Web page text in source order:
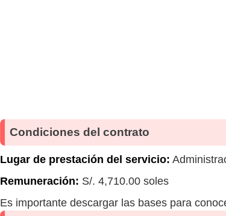
Condiciones del contrato
Lugar de prestación del servicio:
Remuneración: S/. 4,710.00 soles
Es importante descargar las bases para